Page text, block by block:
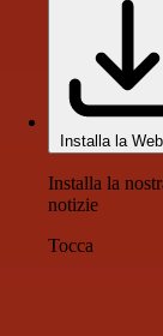
Installa la
Installa la
notizie
Tocca